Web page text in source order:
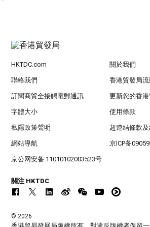
HKTDC.com 關於我們
聯絡我們 香港貿發局
訂閱商貿全接觸電郵通訊 更新您的香
字體大小 使用條款
私隱政策聲明 超連結條款及
網站導航 京ICP备
京公网安备 11010102003523号
關注 HKTDC
© 2026